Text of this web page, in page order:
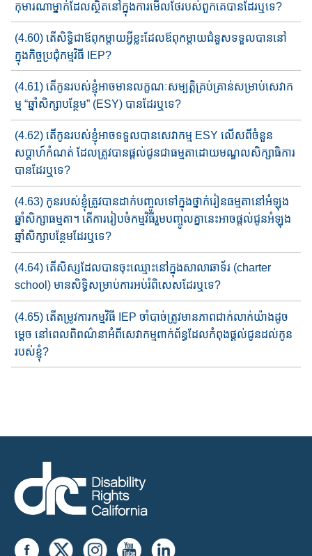
កុមារ​ណា​ម្នាក់ដែលស្ថិត​នៅក្នុងការមើលថែ​របស់​ពួក​គេ​បានដែរឬទេ?
(4.60) តើសិទ្ធិ​ជា​​ឪពុកម្តាយ​អ្វីខ្លះ​ដែល​ឪពុកម្តាយ​ជំនួសទទួលបាន​​នៅ​
ក្នុង​កិច្ច​ប្រជុំកម្មវិធី IEP?
(4.61) តើកូនរបស់ខ្ញុំ​អាច​មាន​លក្ខណៈសម្បត្តិគ្រប់គ្រាន់​សម្រាប់​សេវាក​
ម្ម​​ “ឆ្នាំសិក្សាបន្ថែម​​” (ESY) បាន​ដែរឬទេ?
(4.62) តើ​កូនរបស់ខ្ញុំ​អាច​ទទួលបាន​សេវាកម្ម ESY លើស​ពី​ចំនួន​
សប្តាហ៍​កំណត់​ ដែលត្រូវបាន​ផ្តល់ជូន​ជាធម្មតា​ដោយ​មណ្ឌលសិក្សា​ធិការ​
បាន​​ដែរឬទេ?
(4.63) កូនរបស់ខ្ញុំ​ត្រូវបាន​ដាក់បញ្ចូល​ទៅក្នុង​ថ្នាក់រៀនធម្មតា​នៅ​អំឡុង​​
ឆ្នាំ​​សិក្សា​ធម្មតា​។ តើ​ការរៀបចំកម្មវិធី​រួមបញ្ចូលគ្នា​នេះ​​អាចផ្តល់ជូន​អំឡុង​​
ឆ្នាំ​សិក្សា​​បន្ថែម​​​​ដែរឬទេ?
(4.64) តើសិស្ស​ដែល​បានចុះ​ឈ្មោះ​នៅក្នុង​សាលាឆាទ័រ​ (charter
schoo​l) មានសិទ្ធិ​សម្រាប់ការ​អប់រំពិសេស​ដែរឬទេ?
(4.65) តើ​តម្រូវ​ការ​កម្ម​វិធី​ IEP ចាំបាច់ត្រូវ​មាន​ភាព​ជាក់លាក់​យ៉ាង​ដូច
ម្តេច​ នៅពេល​ពិពណ៌នា​អំពី​សេវាកម្មពាក់ព័ន្ធ​ដែល​​កំពុង​ផ្តល់ជូន​ដល់​កូន
របស់ខ្ញុំ?